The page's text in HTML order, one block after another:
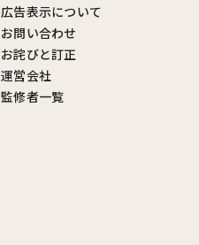
広告表示について
お問い合わせ
お詫びと訂正
運営会社
監修者一覧